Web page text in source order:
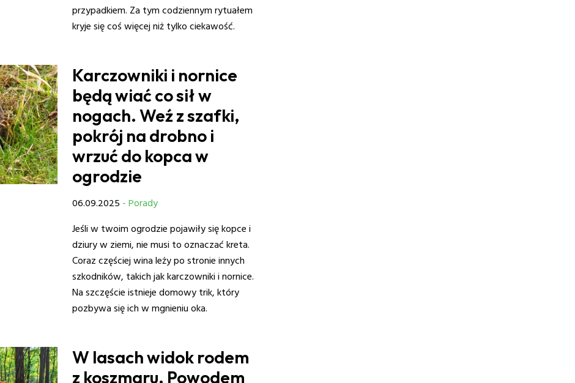
przypadkiem. Za tym codziennym rytuałem
kryje się coś więcej niż tylko ciekawość.
Karczowniki i nornice
będą wiać co sił w
nogach. Weź z szafki,
pokrój na drobno i
wrzuć do kopca w
ogrodzie
06.09.2025 - Porady
Jeśli w twoim ogrodzie pojawiły się kopce i
dziury w ziemi, nie musi to oznaczać kreta.
Coraz częściej wina leży po stronie innych
szkodników, takich jak karczowniki i nornice.
Na szczęście istnieje domowy trik, który
pozbywa się ich w mgnieniu oka.
W lasach widok rodem
z koszmaru. Powodem